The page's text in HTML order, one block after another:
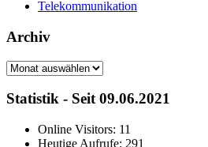
Telekommunikation
Archiv
Archiv
Statistik - Seit 09.06.2021
Online Visitors: 11
Heutige Aufrufe: 291